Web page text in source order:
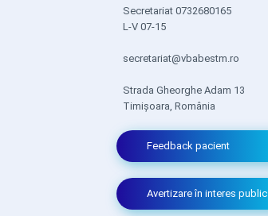
Secretariat 0732680165
L-V 07-15
secretariat@vbabestm.ro
Strada Gheorghe Adam 13
Timișoara, România
Feedback pacient
Avertizare în interes public